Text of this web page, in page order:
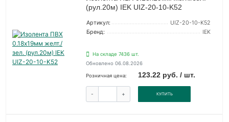
(рул.20м) IEK UIZ-20-10-K52
Артикул:
UIZ-20-10-K52
Бренд:
IEK
На складе 7436 шт.
Обновлено 06.08.2026
Розничная цена: 123.22 руб. / шт.
- + КУПИТЬ